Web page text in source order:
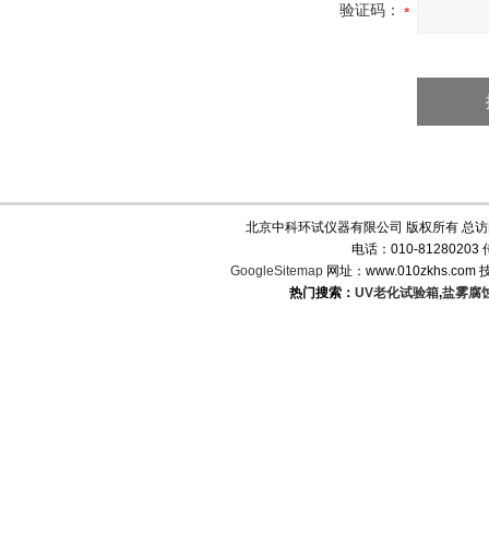
验证码：
北京中科环试仪器有限公司 版权所有 总
电话：010-81280203
GoogleSitemap 网址：www.010zkhs.com
热门搜索： UV老化试验箱,盐雾腐